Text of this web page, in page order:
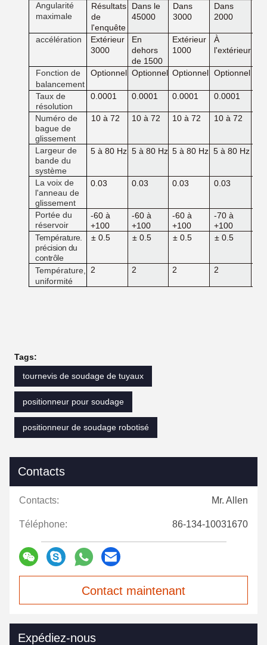
Angularité
maximale
Résultats
de
l'enquête
Dans le
45000
Dans
3000
Dans
2000
accélération
Extérieur
3000
En
dehors
de 1500
Extérieur
1000
À
l'extérieur
Fonction de
balancement
Optionnel Optionnel Optionnel Optionnel
Taux de
résolution
0.0001 0.0001 0.0001 0.0001
Numéro de
bague de
glissement
10 à 72 10 à 72 10 à 72 10 à 72
Largeur de
bande du
système
5 à 80 Hz 5 à 80 Hz 5 à 80 Hz 5 à 80 Hz
La voix de
l'anneau de
glissement
0.03 0.03 0.03 0.03
Portée du
réservoir
-60 à
+100
-60 à
+100
-60 à
+100
-70 à
+100
Température.
précision du
contrôle
± 0.5 ± 0.5 ± 0.5 ± 0.5
Température,
uniformité
2 2 2 2
Tags:
tournevis de soudage de tuyaux
positionneur pour soudage
positionneur de soudage robotisé
Contacts
Contacts: Mr. Allen
Téléphone: 86-134-10031670
Contact maintenant
Expédiez-nous